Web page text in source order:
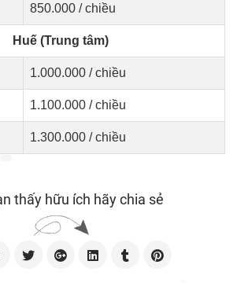
850.000 / chiều
Huế (Trung tâm)
1.000.000 / chiều
1.100.000 / chiều
1.300.000 / chiều
thấy hữu ích hãy chia sẻ